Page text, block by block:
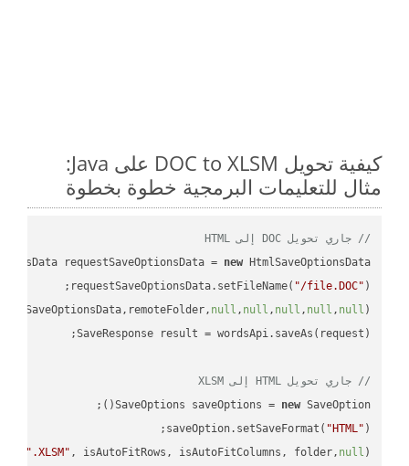
كيفية تحويل DOC to XLSM على Java:
مثال للتعليمات البرمجية خطوة بخطوة
// جاري تحويل DOC إلى HTML
requestSaveOptionsData = new
requestSaveOptionsData.setFileName( "/file.DOC"
null , null , null , null , null
// جاري تحويل HTML إلى XLSM
SaveOptions saveOptions = new
saveOption.setSaveFormat( "HTML"
".XLSM" , isAutoFitRows, isAutoFitColumns, folder, null );